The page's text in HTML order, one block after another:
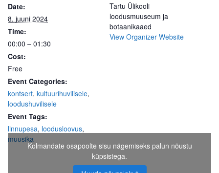
Date:
8. juuni 2024
Time:
00:00 – 01:30
Cost:
Free
Event Categories:
kontsert, kultuurihuvilisele,
loodushuvilisele
Event Tags:
linnupesa, loodusloovus,
muusika
Tartu Ülikooli
loodusmuuseum ja
botaanikaaed
View Organizer Website
Kolmandate osapoolte sisu nägemiseks palun nõustu
küpsistega.